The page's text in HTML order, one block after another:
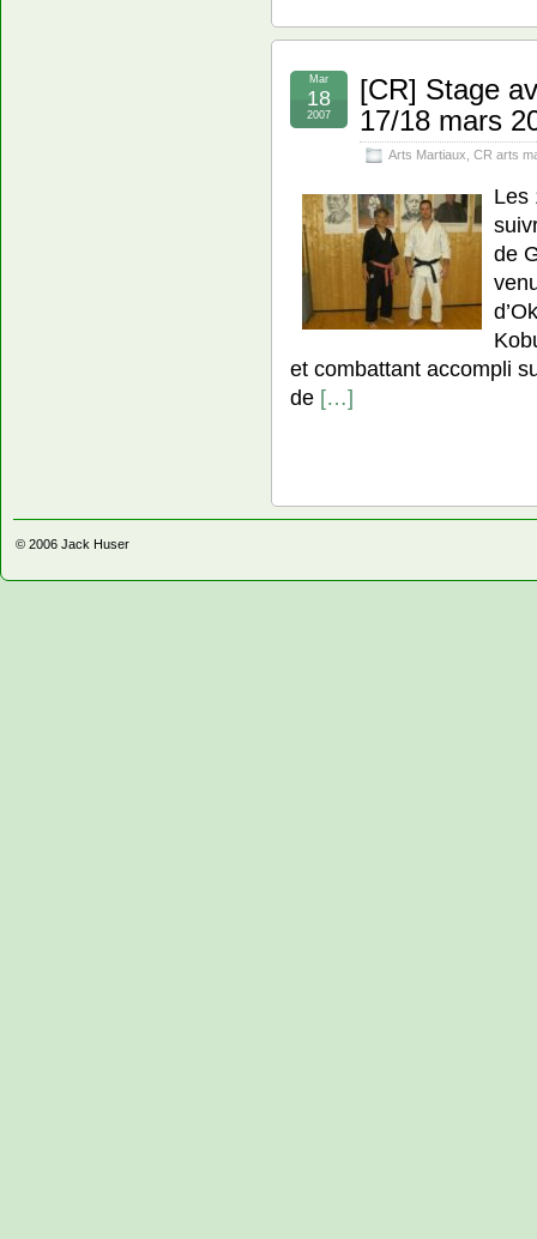
[CR] Stage
17/18 mars
Arts Martiaux CR arts
Mar
18
2007
Les
de
et combattant accompli
de […]
© 2006 Jack Huser